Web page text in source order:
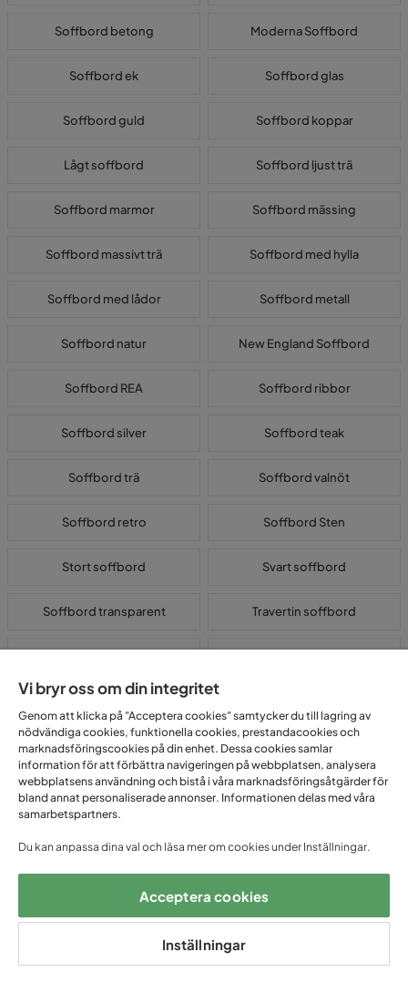
Soffbord betong Moderna Soffbord
Soffbord ek Soffbord glas
Soffbord guld Soffbord koppar
Lågt soffbord Soffbord ljust trä
Soffbord marmor Soffbord mässing
Soffbord massivt trä Soffbord med hylla
Soffbord med lådor Soffbord metall
Soffbord natur New England Soffbord
Soffbord REA Soffbord ribbor
Soffbord silver Soffbord teak
Soffbord trä Soffbord valnöt
Soffbord retro Soffbord Sten
Stort soffbord Svart soffbord
Soffbord transparent Travertin soffbord
Billiga soffbord för alla plånböcker
Det är dit kaffet hamnar på morgonen. Fjärrkontrollen, boken, glaset
vin på fredagskvällen. Soffbordet är den möbel i vardagsrummet som
faktiskt används mest, fast ingen riktigt tänker på det. Hos Trademax
hittar du mängder med soffbord i alla material och stilar, med priser
Runda soffbord tar mindre visuell plats och passar bra i mindre rum
eller bredvid en vinklad soffa. Inga hörn att slå sig på heller.
Rektangulära bord rymmer mer yta och passar bättre framför en lång
3-sits eller en hörnsoffa. Ovala bord är ett mellanting, mer yta än ett
Vi bryr oss om din integritet
Genom att klicka på "Acceptera cookies" samtycker du till lagring av
nödvändiga cookies, funktionella cookies, prestandacookies och
marknadsföringscookies på din enhet. Dessa cookies samlar
information för att förbättra navigeringen på webbplatsen, analysera
webbplatsens användning och bistå i våra marknadsföringsåtgärder för
bland annat personaliserade annonser. Informationen delas med våra
samarbetspartners.
Du kan anpassa dina val och läsa mer om cookies under Inställningar.
Acceptera cookies
Inställningar